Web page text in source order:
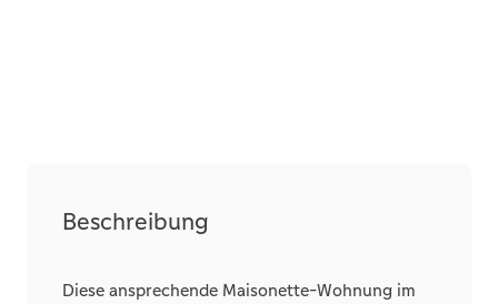
Beschreibung
Diese ansprechende Maisonette-Wohnung im